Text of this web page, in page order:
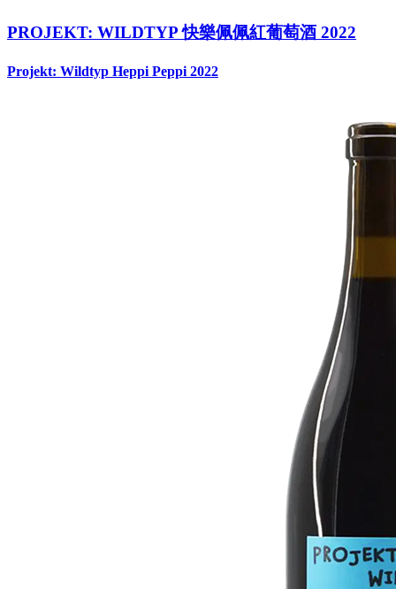
PROJEKT: WILDTYP 快樂佩佩紅葡萄酒 2022
Projekt: Wildtyp Heppi Peppi 2022